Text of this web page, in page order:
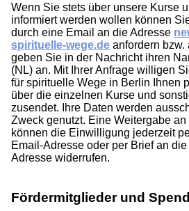
Wenn Sie stets über unsere Kurse
informiert werden wollen können
durch eine Email an die Adresse
spirituelle-wege.de anfordern bzw.
geben Sie in der Nachricht ihren
(NL) an. Mit Ihrer Anfrage willigen
für spirituelle Wege in Berlin Ihnen
über die einzelnen Kurse und
zusendet. Ihre Daten werden
Zweck genutzt. Eine Weitergabe
können die Einwilligung jederzeit
Email-Adresse oder per Brief an
Adresse widerrufen.
Fördermitglieder und